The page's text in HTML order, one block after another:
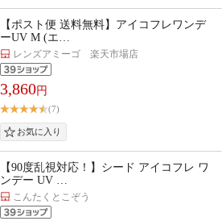
【ポスト便 送料無料】アイコフレワンデ
ーUV M (エ…
レンズアミーゴ 楽天市場店
3,860円
(7)
【90度乱視対応！】シード アイコフレ ワ
ンデー UV …
こんたくとこぞう